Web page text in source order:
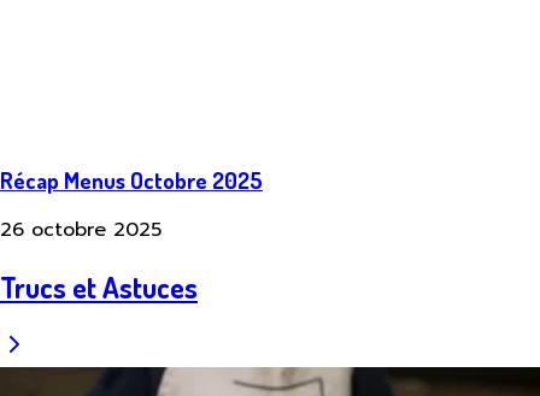
Récap Menus Octobre 2025
26 octobre 2025
Trucs et Astuces